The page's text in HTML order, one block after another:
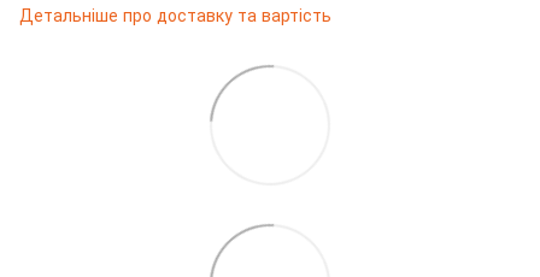
Детальніше про доставку та вартість